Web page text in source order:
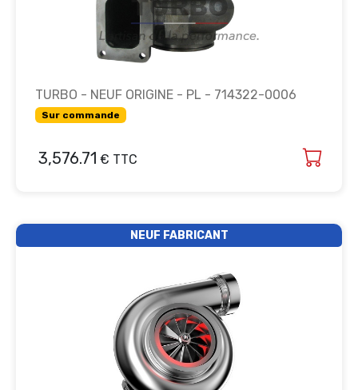
TURBO - NEUF ORIGINE - PL - 714322-0006
Sur commande
3,576.71 € TTC
NEUF FABRICANT